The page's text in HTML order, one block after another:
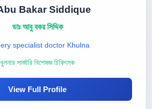
Bakar Siddique
ডাঃ আবু বকর সিদ্দিক
specialist doctor Khulna
খুলনার সার্জারি বিশেষজ্ঞ চিকিৎসক
View Full Profile